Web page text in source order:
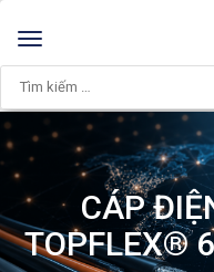
Toggle
navigation
CÁP
TOPFLEX®